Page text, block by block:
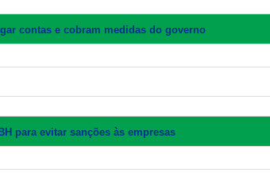
contas e cobram medidas do governo
para evitar sanções às empresas